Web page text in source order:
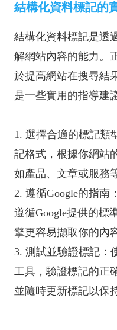
結構化資料標記的
結構化資料標記是透
解網站內容的能力。
於提高網站在搜尋結
是一些實用的指導建
1. 選擇合適的標記類
記格式，根據你網站
如產品、文章或服務
2. 遵循Google的指南
遵循Google提供的標
擎更容易擷取你的內
3. 測試並驗證標記：
工具，驗證標記的正
並隨時更新標記以保